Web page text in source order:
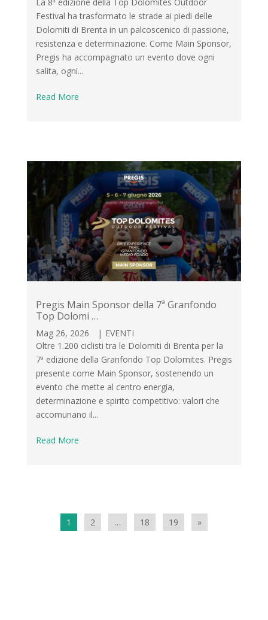
Festival ha trasformato le strade ai piedi delle
Dolomiti di Brenta in un palcoscenico di passione,
resistenza e determinazione. Come Main Sponsor,
Pregis ha accompagnato un evento dove ogni
salita, ogni...
Read More
Pregis Main Sponsor della 7ª Granfondo
Top Dolomi …
Mag 26, 2026 | EVENTI
Oltre 1.200 ciclisti tra le Dolomiti di Brenta per la
7ª edizione della Granfondo Top Dolomites. Pregis
presente come Main Sponsor, sostenendo un
evento che mette al centro energia,
determinazione e spirito competitivo: valori che
accomunano il...
Read More
1 2 … 18 19 »